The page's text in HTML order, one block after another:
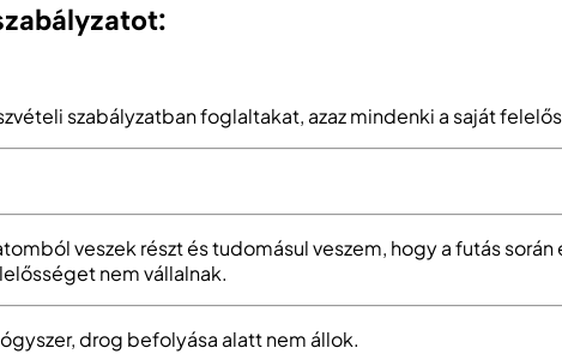
szabályzatban foglaltakat, azaz mindenki a saját
veszek részt és tudomásul veszem, hogy a futás
nem vállalnak.
drog befolyása alatt nem állok.